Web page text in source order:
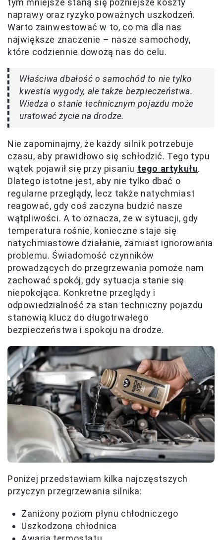
tym mniejsze staną się późniejsze koszty
naprawy oraz ryzyko poważnych uszkodzeń.
Warto zainwestować w to, co ma dla nas
największe znaczenie – nasze samochody,
które codziennie dowożą nas do celu.
Właściwa dbałość o samochód to nie tylko
kwestia wygody, ale także bezpieczeństwa.
Wiedza o stanie technicznym pojazdu może
uratować życie na drodze.
Nie zapominajmy, że każdy silnik potrzebuje
czasu, aby prawidłowo się schłodzić. Tego typu
wątek pojawił się przy pisaniu tego artykułu.
Dlatego istotne jest, aby nie tylko dbać o
regularne przeglądy, lecz także natychmiast
reagować, gdy coś zaczyna budzić nasze
wątpliwości. A to oznacza, że w sytuacji, gdy
temperatura rośnie, konieczne staje się
natychmiastowe działanie, zamiast ignorowania
problemu. Świadomość czynników
prowadzących do przegrzewania pomoże nam
zachować spokój, gdy sytuacja stanie się
niepokojąca. Konkretne przeglądy i
odpowiedzialność za stan techniczny pojazdu
stanowią klucz do długotrwałego
bezpieczeństwa i spokoju na drodze.
Poniżej przedstawiam kilka najczęstszych
przyczyn przegrzewania silnika:
Zaniżony poziom płynu chłodniczego
Uszkodzona chłodnica